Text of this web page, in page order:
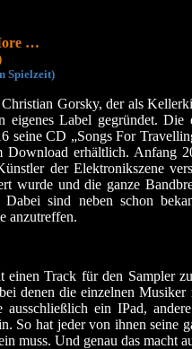
…
Spielzeit)
Gorsky, der als
eigenes Label gegründet. Die
seine CD „Songs For
erhältlich. Anfang
der Elektronikszene
wurde und die ganze
sind neben schon
anzutreffen.
einen Track für den Sampler
denen die einzelnen
ausschließlich ein IPad,
So hat jeder von ihnen seine
muss. Und genau das macht